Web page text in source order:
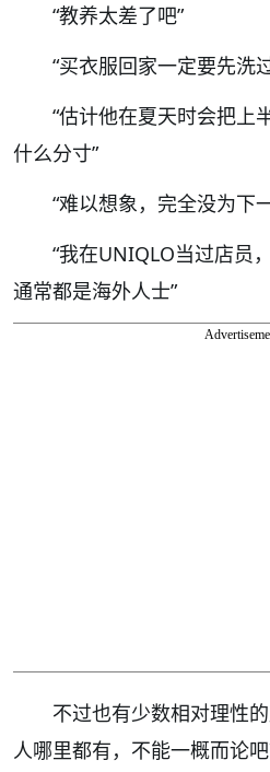
“教养太差了吧”
“买衣服回家一定要先洗
“估计他在夏天时会把上
什么分寸”
“难以想象，完全没为下
“我在UNIQLO当过店员
通常都是海外人士”
不过也有少数相对理性
人哪里都有，不能一概而论